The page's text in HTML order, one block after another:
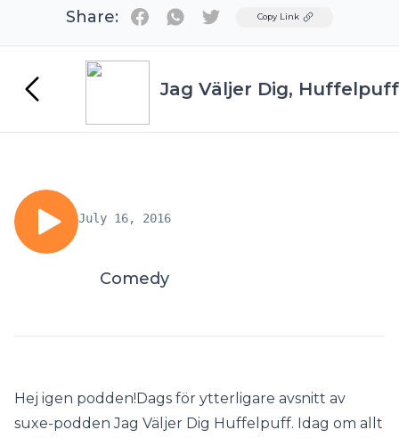
Share: TwitterCopy Link
Jag Väljer Dig, Huffelpuff
July 16, 2016
Comedy
Hej igen podden!Dags för ytterligare avsnitt av
suxe-podden Jag Väljer Dig Huffelpuff. Idag om allt